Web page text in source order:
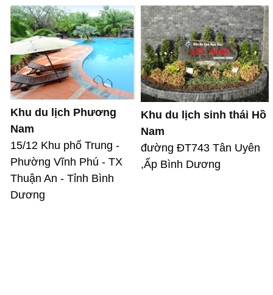
Khu du lịch Phương
Nam
15/12 Khu phố Trung -
Phường Vĩnh Phú - TX
Thuận An - Tỉnh Bình
Dương
Khu du lịch sinh thái Hồ
Nam
đường ĐT743 Tân Uyên
,Ấp Bình Dương